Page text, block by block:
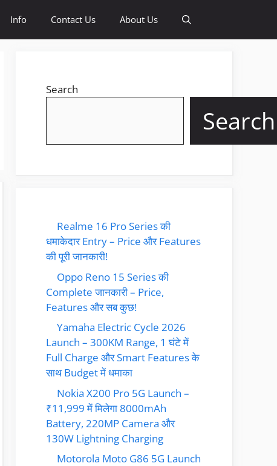
Info Contact Us About Us
Search
Search
Realme 16 Pro Series की
धमाकेदार Entry – Price और Features
की पूरी जानकारी!
Oppo Reno 15 Series की
Complete जानकारी – Price,
Features और सब कुछ!
Yamaha Electric Cycle 2026
Launch – 300KM Range, 1 घंटे में
Full Charge और Smart Features के
साथ Budget में धमाका
Nokia X200 Pro 5G Launch –
₹11,999 में मिलेगा 8000mAh
Battery, 220MP Camera और
130W Lightning Charging
Motorola Moto G86 5G Launch